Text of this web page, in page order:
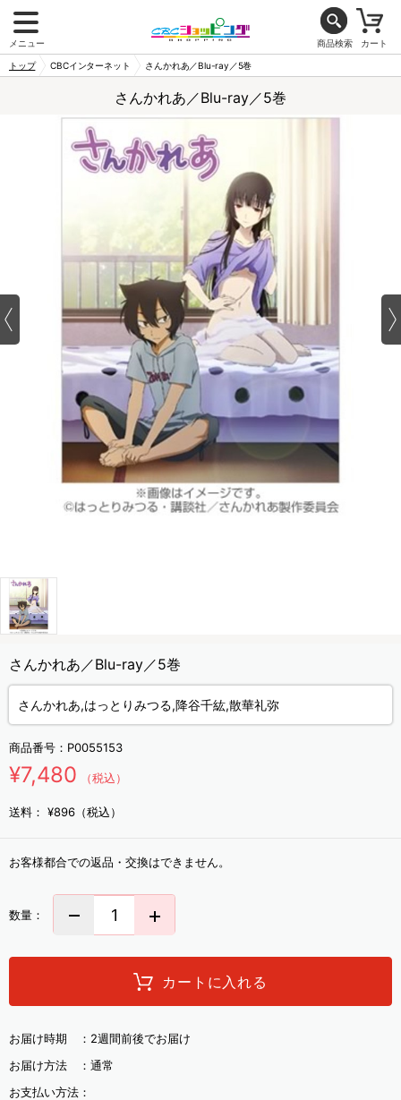
メニュー 商品検索 カート
トップ CBCインターネット さんかれあ／Blu-ray／5巻
さんかれあ／Blu-ray／5巻
さんかれあ／Blu-ray／5巻
さんかれあ,はっとりみつる,降谷千紘,散華礼弥
商品番号： P0055153
¥7,480 （税込）
送料： ¥896（税込）
お客様都合での返品・交換はできません。
数量：
カートに入れる
お届け時期 ： 2週間前後でお届け
お届け方法 ： 通常
お支払い方法：